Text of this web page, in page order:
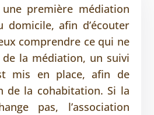
première médiation
domicile, afin d’écouter
comprendre ce qui ne
de la médiation, un suivi
mis en place, afin de
de la cohabitation. Si la
pas, l’association